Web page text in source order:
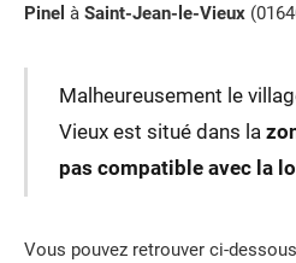
Pinel à Saint-Jean-le-Vieux
Malheureusement le
Vieux est situé dans la
pas compatible avec la
Vous pouvez retrouver ci-